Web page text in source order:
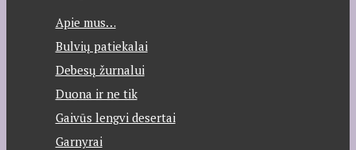
Apie mus…
Bulvių patiekalai
Debesų žurnalui
Duona ir ne tik
Gaivūs lengvi desertai
Garnyrai